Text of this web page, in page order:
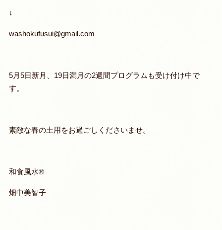
↓
washokufusui@gmail.com
5月5日新月、19日満月の2週間プログラムも受け付け中で
す。
素敵な春の土用をお過ごしくださいませ。
和食風水®
畑中美智子